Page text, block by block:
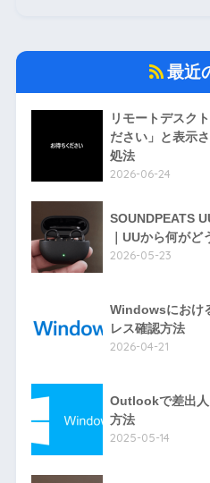
最近
リモートデスク
ださい」と表示
処法
2026-06-24
SOUNDPEATS
｜UUから何がど
2026-05-23
Windowsにおけ
レス確認方法
2026-04-21
Outlookで差出人
方法
2025-05-14